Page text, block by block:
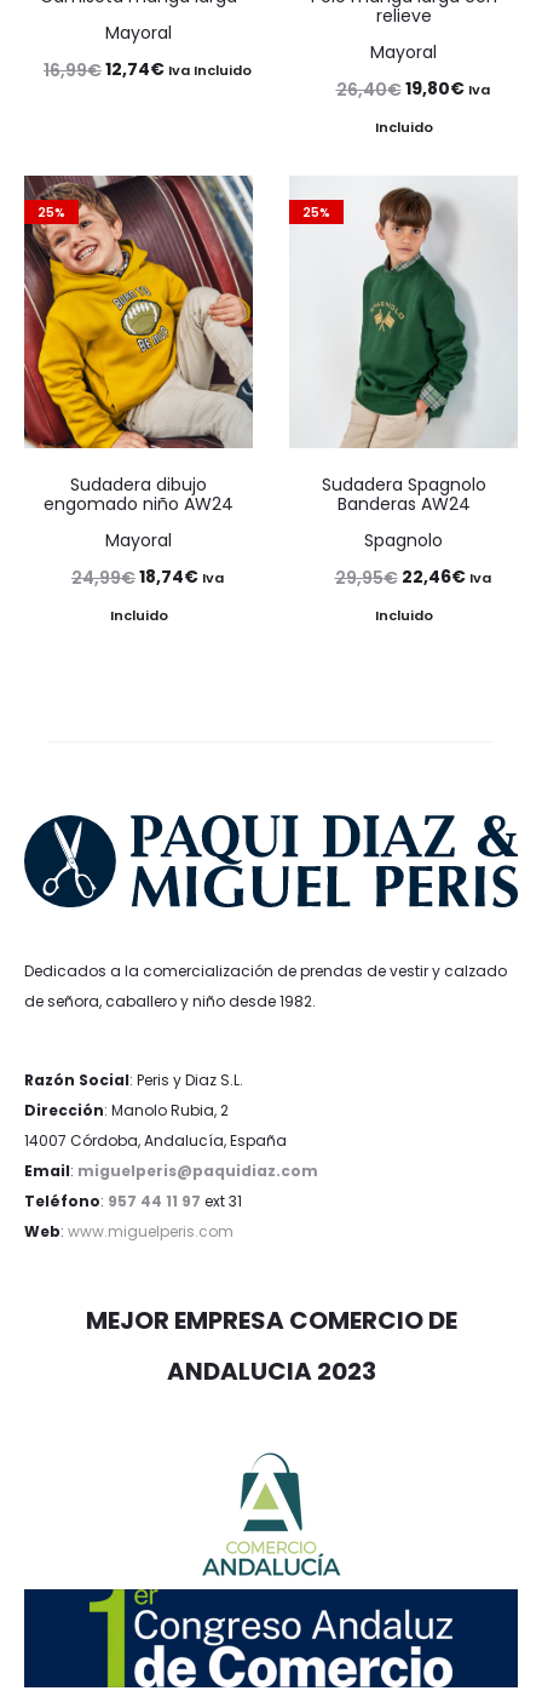
Mayoral
16,99€El
era:
16,99€.
12,74€El
es:
12,74€.
Iva Incluido
relieve
Mayoral
26,40€El
precio
era:
26,40€.
19,80€ElIva
Incluido
25%
Sudadera dibujo
engomado niño AW24
Mayoral
24,99€El
precio
18,74€ElIva
Incluido
25%
Sudadera Spagnolo
Banderas AW24
Spagnolo
29,95€ El
precio
22,46€ElIva
Incluido
Dedicados a la comercialización de prendas de vestir y calzado
de señora, caballero y niño desde 1982.
Razón Social: Peris y Diaz S.L.
Dirección: Manolo Rubia, 2
14007 Córdoba, Andalucía, España
Email: miguelperis@paquidiaz.com
Teléfono: 957 44 11 97 ext 31
Web: www.miguelperis.com
MEJOR EMPRESA COMERCIO DE
ANDALUCIA 2023